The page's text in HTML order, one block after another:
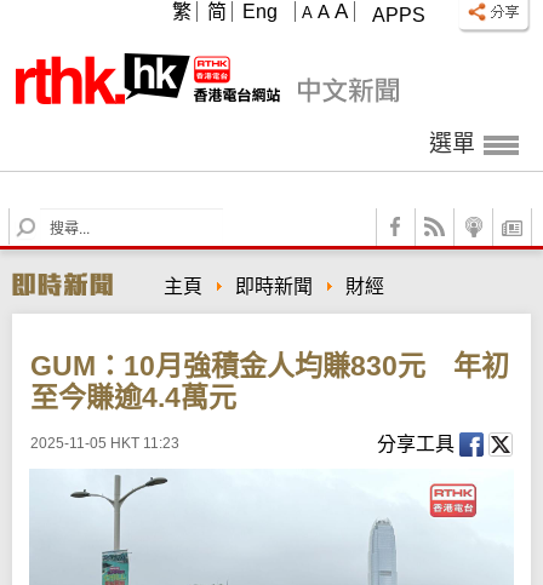
APPS
A A A
繁 简 Eng
選單
S
e
r
c
主頁 即時新聞 財經
GUM：10月強積金人均賺830元 年初
至今賺逾4.4萬元
2025-11-05 HKT 11:23 分享工具